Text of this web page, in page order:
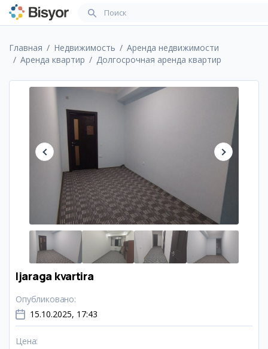
Главная Недвижимость
Аренда недвижимости
Аренда квартир
Долгосрочная аренда квартир
Ijaraga kvartira
Опубликовано:
15.10.2025, 17:43
Цена: